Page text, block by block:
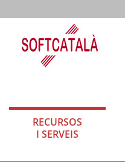
RECURSOS
I SERVEIS